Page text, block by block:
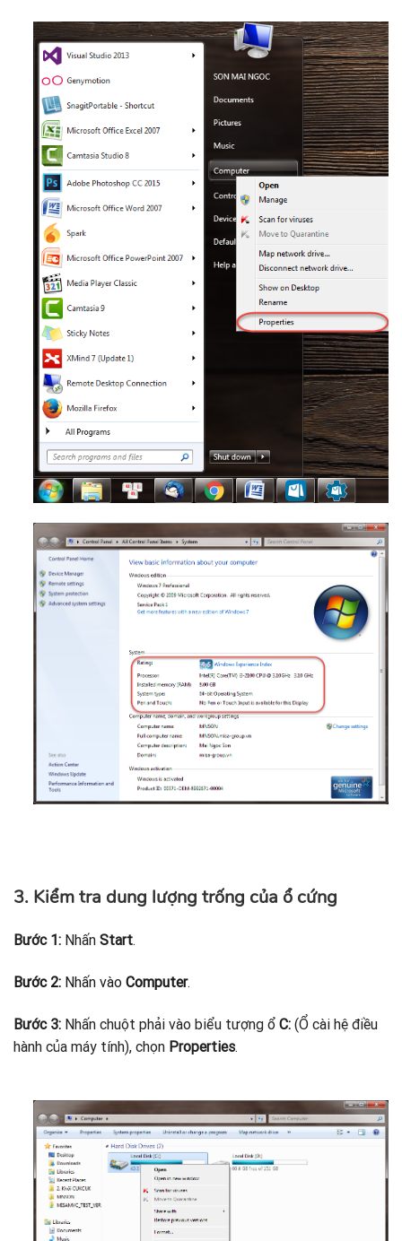
3. Kiểm tra dung lượng trống của ổ cứng
Bước 1: Nhấn Start.
Bước 2: Nhấn vào Computer.
Bước 3: Nhấn chuột phải vào biểu tượng ổ C: (Ổ cài hệ điều
hành của máy tính), chọn Properties.